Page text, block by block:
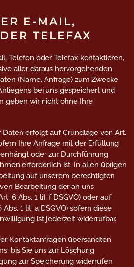
E-MAIL,
TELEFAX
Telefon oder Telefax kontaktieren,
aller daraus hervorgehenden
(Name, Anfrage) zum Zwecke
bei uns gespeichert und
geben wir nicht ohne Ihre
Daten erfolgt auf Grundlage von Art.
Ihre Anfrage mit der Erfüllung
oder zur Durchführung
erforderlich ist. In allen übrigen
auf unserem berechtigten
Bearbeitung der an uns
6 Abs. 1 lit. f DSGVO) oder auf
1 lit. a DSGVO) sofern diese
ist jederzeit widerrufbar.
Kontaktanfragen übersandten
bis Sie uns zur Löschung
zur Speicherung widerrufen